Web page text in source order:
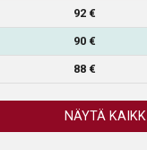
92 €
90 €
88 €
NÄYTÄ KAIKKI